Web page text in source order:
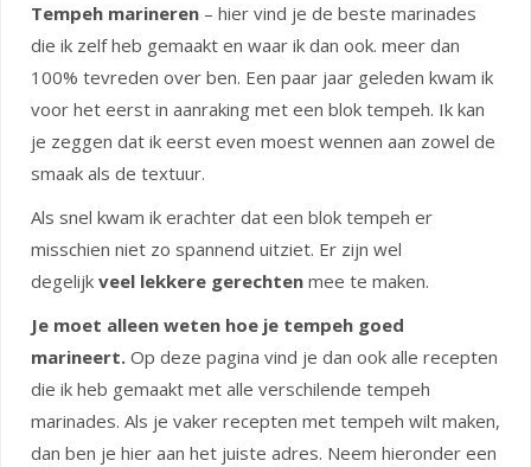
Tempeh marineren – hier vind je de beste marinades
die ik zelf heb gemaakt en waar ik dan ook. meer dan
100% tevreden over ben. Een paar jaar geleden kwam ik
voor het eerst in aanraking met een blok tempeh. Ik kan
je zeggen dat ik eerst even moest wennen aan zowel de
smaak als de textuur.
Als snel kwam ik erachter dat een blok tempeh er
misschien niet zo spannend uitziet. Er zijn wel
degelijk veel lekkere gerechten mee te maken.
Je moet alleen weten hoe je tempeh goed
marineert. Op deze pagina vind je dan ook alle recepten
die ik heb gemaakt met alle verschilende tempeh
marinades. Als je vaker recepten met tempeh wilt maken,
dan ben je hier aan het juiste adres. Neem hieronder een